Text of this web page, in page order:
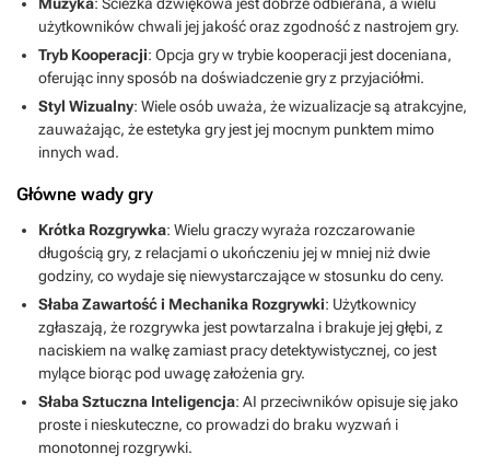
użytkowników chwali jej jakość oraz zgodność z nastrojem gry.
Tryb Kooperacji: Opcja gry w trybie kooperacji jest doceniana,
oferując inny sposób na doświadczenie gry z przyjaciółmi.
Styl Wizualny: Wiele osób uważa, że wizualizacje są atrakcyjne,
zauważając, że estetyka gry jest jej mocnym punktem mimo
innych wad.
Główne wady gry
Krótka Rozgrywka: Wielu graczy wyraża rozczarowanie
długością gry, z relacjami o ukończeniu jej w mniej niż dwie
godziny, co wydaje się niewystarczające w stosunku do ceny.
Słaba Zawartość i Mechanika Rozgrywki: Użytkownicy
zgłaszają, że rozgrywka jest powtarzalna i brakuje jej głębi, z
naciskiem na walkę zamiast pracy detektywistycznej, co jest
mylące biorąc pod uwagę założenia gry.
Słaba Sztuczna Inteligencja: AI przeciwników opisuje się jako
proste i nieskuteczne, co prowadzi do braku wyzwań i
monotonnej rozgrywki.